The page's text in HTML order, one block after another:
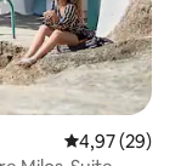
Ortalama
4,97 (29)